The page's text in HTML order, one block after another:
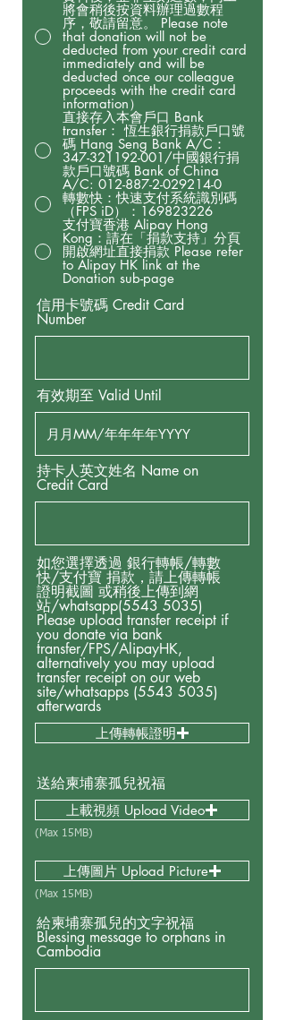
將會稍後按資料辦理過數程
序，敬請留意。 Please note
that donation will not be
deducted from your credit card
immediately and will be
deducted once our colleague
proceeds with the credit card
information）
直接存入本會戶口 Bank
transfer： 恆生銀行捐款戶口號
碼 Hang Seng Bank A/C：
347-321192-001/中國銀行捐
款戶口號碼 Bank of China
A/C: 012-887-2-029214-0
轉數快：快速支付系統識別碼
（FPS iD）：169823226
支付寶香港 Alipay Hong
Kong：請在「捐款支持」分頁
開啟網址直接捐款 Please refer
to Alipay HK link at the
Donation sub-page
信用卡號碼 Credit Card
Number
有效期至 Valid Until
持卡人英文姓名 Name on
Credit Card
如您選擇透過 銀行轉帳/轉數
快/支付寶 捐款，請上傳轉帳
證明截圖 或稍後上傳到網
站/whatsapp(5543 5035)
Please upload transfer receipt if
you donate via bank
transfer/FPS/AlipayHK,
alternatively you may upload
transfer receipt on our web
site/whatsapps (5543 5035)
afterwards
上傳轉帳證明
送給柬埔寨孤兒祝福
上載視頻 Upload Video
(Max 15MB)
上傳圖片 Upload Picture
(Max 15MB)
給柬埔寨孤兒的文字祝福
Blessing message to orphans in
Cambodia